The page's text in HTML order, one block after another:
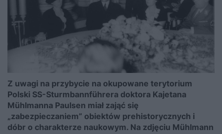
Z uwagi na przybycie na okupowane terytorium
Polski SS-Sturmbannführera doktora Kajetana
Mühlmanna Paulsen miał zająć się
„zabezpieczaniem” obiektów prehistorycznych i
dóbr o charakterze naukowym. Na zdjęciu Mühlmann